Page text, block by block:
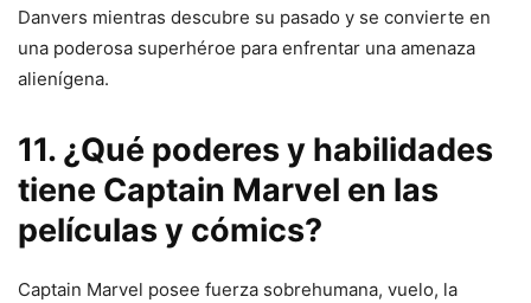
Danvers mientras descubre su pasado y se convierte en
una poderosa superhéroe para enfrentar una amenaza
alienígena.
11. ¿Qué poderes y habilidades
tiene Captain Marvel en las
películas y cómics?
Captain Marvel posee fuerza sobrehumana, vuelo, la